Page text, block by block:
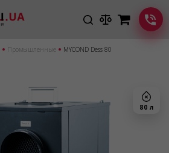
Промышленные MYCOND Dess 80
80 л